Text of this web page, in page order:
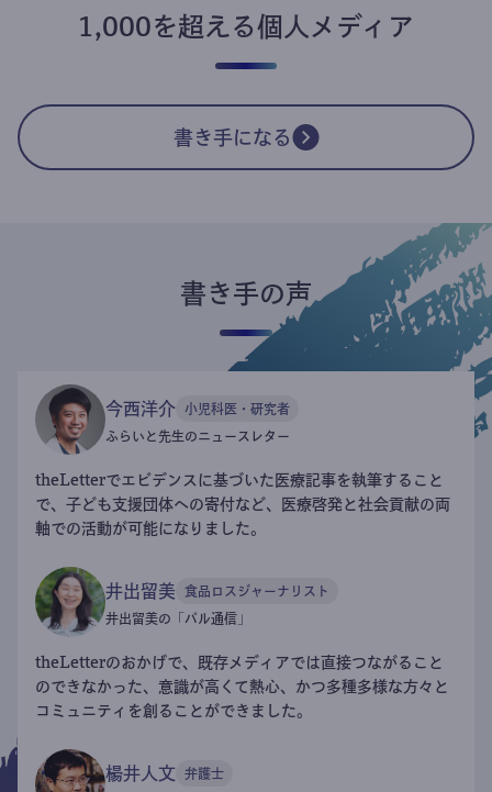
1,000を超える個人メディア
書き手になる
書き手の声
今西洋介 小児科医・研究者
ふらいと先生のニュースレター
theLetterでエビデンスに基づいた医療記事を執筆すること
で、子ども支援団体への寄付など、医療啓発と社会貢献の両
軸での活動が可能になりました。
井出留美 食品ロスジャーナリスト
井出留美の「パル通信」
theLetterのおかげで、既存メディアでは直接つながること
のできなかった、意識が高くて熱心、かつ多種多様な方々と
コミュニティを創ることができました。
楊井人文 弁護士